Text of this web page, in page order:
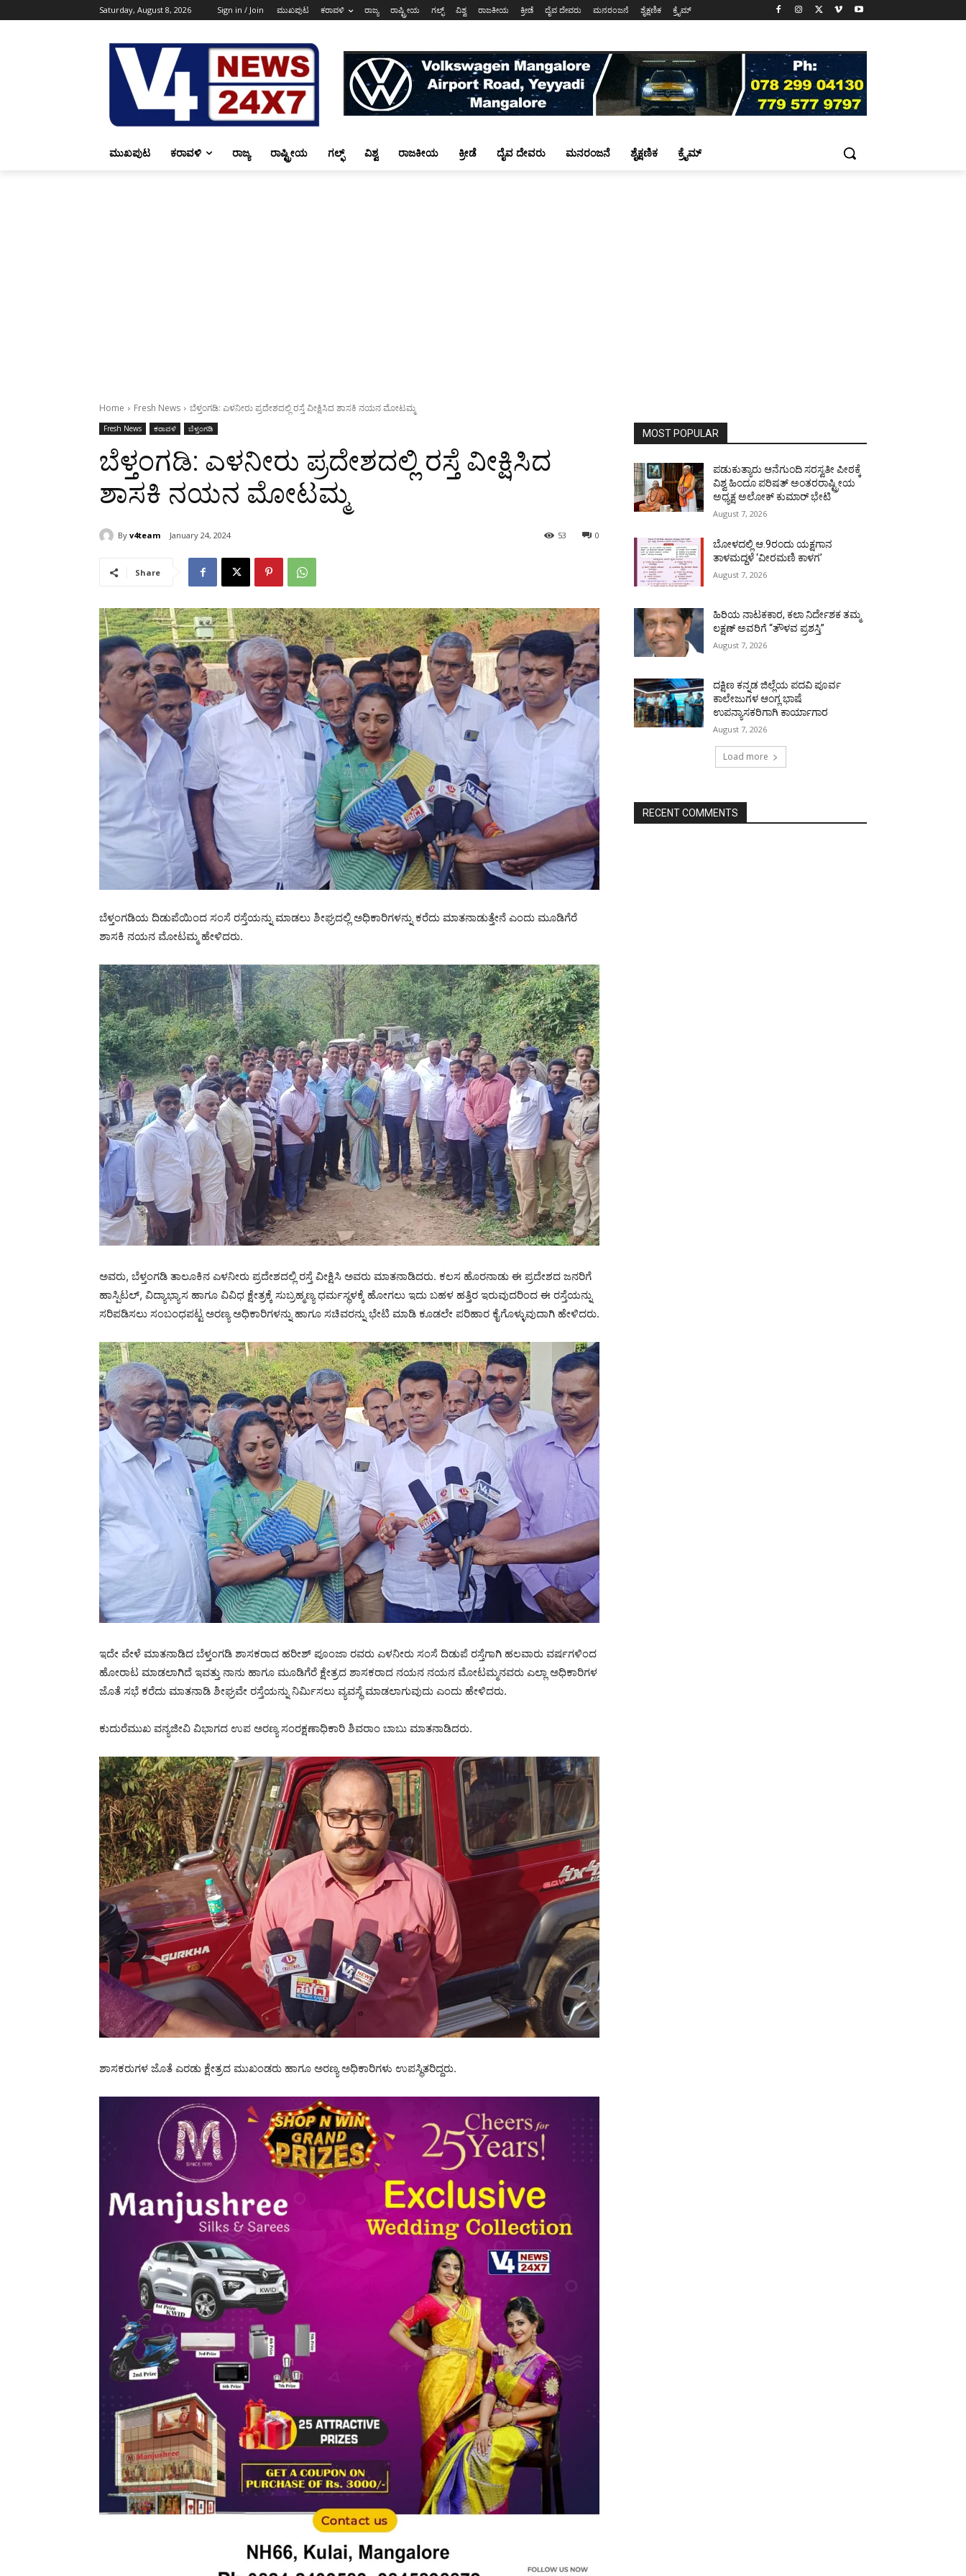
Saturday, August 8, 2026 Sign in / Join ಮುಖಪುಟ ಕರಾವಳಿ ರಾಜ್ಯ ರಾಷ್ಟ್ರೀಯ ಗಲ್ಫ್ ವಿಶ್ವ ರಾಜಕೀಯ ಕ್ರೀಡೆ ದೈವ ದೇವರು ಮನರಂಜನೆ ಶೈಕ್ಷಣಿಕ ಕ್ರೈಮ್
ಮುಖಪುಟ ಕರಾವಳಿ ರಾಜ್ಯ ರಾಷ್ಟ್ರೀಯ ಗಲ್ಫ್ ವಿಶ್ವ ರಾಜಕೀಯ ಕ್ರೀಡೆ ದೈವ ದೇವರು ಮನರಂಜನೆ ಶೈಕ್ಷಣಿಕ ಕ್ರೈಮ್
Home Fresh News ಬೆಳ್ತಂಗಡಿ: ಎಳನೀರು ಪ್ರದೇಶದಲ್ಲಿ ರಸ್ತೆ ವೀಕ್ಷಿಸಿದ ಶಾಸಕಿ ನಯನ ಮೋಟಮ್ಮ
Fresh News ಕರಾವಳಿ ಬೆಳ್ತಂಗಡಿ
ಬೆಳ್ತಂಗಡಿ: ಎಳನೀರು ಪ್ರದೇಶದಲ್ಲಿ ರಸ್ತೆ ವೀಕ್ಷಿಸಿದ
ಶಾಸಕಿ ನಯನ ಮೋಟಮ್ಮ
By v4team January 24, 2024 0
53
Share
ಬೆಳ್ತಂಗಡಿಯ ದಿಡುಪೆಯಿಂದ ಸಂಸೆ ರಸ್ತೆಯನ್ನು ಮಾಡಲು ಶೀಘ್ರದಲ್ಲಿ ಅಧಿಕಾರಿಗಳನ್ನು ಕರೆದು ಮಾತನಾಡುತ್ತೇನೆ ಎಂದು ಮೂಡಿಗೆರೆ
ಶಾಸಕಿ ನಯನ ಮೋಟಮ್ಮ ಹೇಳಿದರು.
ಅವರು, ಬೆಳ್ತಂಗಡಿ ತಾಲೂಕಿನ ಎಳನೀರು ಪ್ರದೇಶದಲ್ಲಿ ರಸ್ತೆ ವೀಕ್ಷಿಸಿ ಅವರು ಮಾತನಾಡಿದರು. ಕಲಸ ಹೊರನಾಡು ಈ ಪ್ರದೇಶದ ಜನರಿಗೆ
ಹಾಸ್ಪಿಟಲ್, ವಿದ್ಯಾಭ್ಯಾಸ ಹಾಗೂ ವಿವಿಧ ಕ್ಷೇತ್ರಕ್ಕೆ ಸುಬ್ರಹ್ಮಣ್ಯ ಧರ್ಮಸ್ಥಳಕ್ಕೆ ಹೋಗಲು ಇದು ಬಹಳ ಹತ್ತಿರ ಇರುವುದರಿಂದ ಈ ರಸ್ತೆಯನ್ನು
ಸರಿಪಡಿಸಲು ಸಂಬಂಧಪಟ್ಟ ಅರಣ್ಯ ಅಧಿಕಾರಿಗಳನ್ನು ಹಾಗೂ ಸಚಿವರನ್ನು ಭೇಟಿ ಮಾಡಿ ಕೂಡಲೇ ಪರಿಹಾರ ಕೈಗೊಳ್ಳುವುದಾಗಿ ಹೇಳಿದರು.
ಇದೇ ವೇಳೆ ಮಾತನಾಡಿದ ಬೆಳ್ತಂಗಡಿ ಶಾಸಕರಾದ ಹರೀಶ್ ಪೂಂಜಾ ರವರು ಎಳನೀರು ಸಂಸೆ ದಿಡುಪೆ ರಸ್ತೆಗಾಗಿ ಹಲವಾರು ವರ್ಷಗಳಿಂದ
ಹೋರಾಟ ಮಾಡಲಾಗಿದೆ ಇವತ್ತು ನಾನು ಹಾಗೂ ಮೂಡಿಗೆರೆ ಕ್ಷೇತ್ರದ ಶಾಸಕರಾದ ನಯನ ನಯನ ಮೋಟಮ್ಮನವರು ಎಲ್ಲಾ ಅಧಿಕಾರಿಗಳ
ಜೊತೆ ಸಭೆ ಕರೆದು ಮಾತನಾಡಿ ಶೀಘ್ರವೇ ರಸ್ತೆಯನ್ನು ನಿರ್ಮಿಸಲು ವ್ಯವಸ್ಥೆ ಮಾಡಲಾಗುವುದು ಎಂದು ಹೇಳಿದರು.
ಕುದುರೆಮುಖ ವನ್ಯಜೀವಿ ವಿಭಾಗದ ಉಪ ಅರಣ್ಯ ಸಂರಕ್ಷಣಾಧಿಕಾರಿ ಶಿವರಾಂ ಬಾಬು ಮಾತನಾಡಿದರು.
ಶಾಸಕರುಗಳ ಜೊತೆ ಎರಡು ಕ್ಷೇತ್ರದ ಮುಖಂಡರು ಹಾಗೂ ಅರಣ್ಯ ಅಧಿಕಾರಿಗಳು ಉಪಸ್ಥಿತರಿದ್ದರು.
MOST POPULAR
ಪಡುಕುತ್ಯಾರು ಆನೆಗುಂದಿ ಸರಸ್ವತೀ ಪೀಠಕ್ಕೆ
ವಿಶ್ವ ಹಿಂದೂ ಪರಿಷತ್ ಅಂತರರಾಷ್ಟ್ರೀಯ
ಅಧ್ಯಕ್ಷ ಅಲೋಕ್ ಕುಮಾರ್ ಭೇಟಿ
August 7, 2026
ಬೋಳದಲ್ಲಿ ಆ.9ರಂದು ಯಕ್ಷಗಾನ
ತಾಳಮದ್ದಳೆ ‘ವೀರಮಣಿ ಕಾಳಗ’
August 7, 2026
ಹಿರಿಯ ನಾಟಕಕಾರ, ಕಲಾ ನಿರ್ದೇಶಕ ತಮ್ಮ
ಲಕ್ಷಣ್ ಅವರಿಗೆ “ತೌಳವ ಪ್ರಶಸ್ತಿ”
August 7, 2026
ದಕ್ಷಿಣ ಕನ್ನಡ ಜಿಲ್ಲೆಯ ಪದವಿ ಪೂರ್ವ
ಕಾಲೇಜುಗಳ ಆಂಗ್ಲ ಭಾಷೆ
ಉಪನ್ಯಾಸಕರಿಗಾಗಿ ಕಾರ್ಯಾಗಾರ
August 7, 2026
Load more
RECENT COMMENTS